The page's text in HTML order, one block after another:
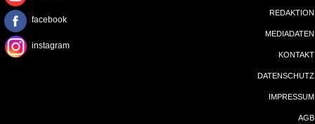
facebook
instagram
REDAKTION
MEDIADATEN
KONTAKT
DATENSCHUTZ
IMPRESSUM
AGB